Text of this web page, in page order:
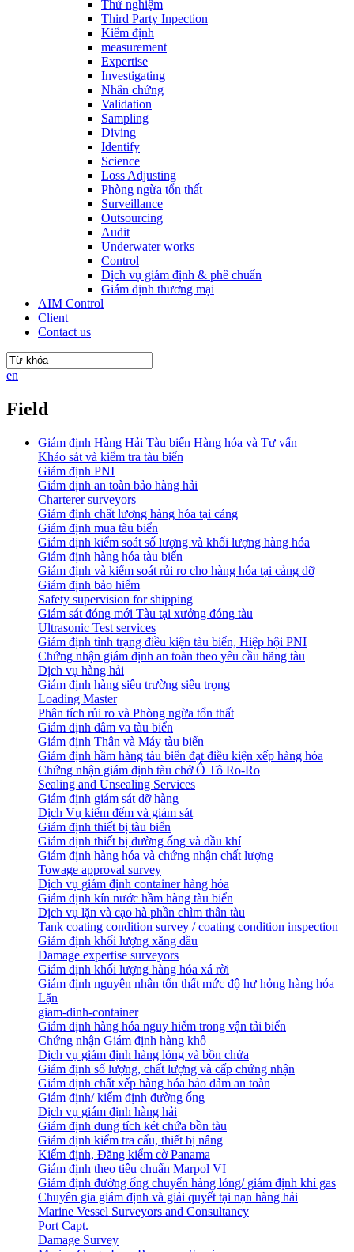
Thử nghiệm
Third Party Inpection
Kiểm định
measurement
Expertise
Investigating
Nhân chứng
Validation
Sampling
Diving
Identify
Science
Loss Adjusting
Phòng ngừa tổn thất
Surveillance
Outsourcing
Audit
Underwater works
Control
Dịch vụ giám định & phê chuẩn
Giám định thương mại
AIM Control
Client
Contact us
en
Field
Giám định Hàng Hải Tàu biển Hàng hóa và Tư vấn
Khảo sát và kiểm tra tàu biển
Giám định PNI
Giám định an toàn bảo hàng hải
Charterer surveyors
Giám định chất lượng hàng hóa tại cảng
​Giám định mua tàu biển
Giám định kiểm soát số lượng và khối lượng hàng hóa
Giám định hàng hóa tàu biển
Giám định và kiểm soát rủi ro cho hàng hóa tại cảng dỡ
Giám định bảo hiểm
Safety supervision for shipping
Giám sát đóng mới Tàu tại xưởng đóng tàu
Ultrasonic Test services
Giám định tình trạng điều kiện tàu biển, Hiệp hội PNI
Chứng nhận giám định an toàn theo yêu cầu hãng tàu
Dịch vụ hàng hải
Giám định hàng siêu trường siêu trọng
Loading Master
Phân tích rủi ro và Phòng ngừa tổn thất
​Giám định đâm va tàu biển
Giám định Thân và Máy tàu biển
​Giám định hầm hàng tàu biển đạt điều kiện xếp hàng hóa
Chứng nhận giám định tàu chở Ô Tô Ro-Ro
Sealing and Unsealing Services
Giám định giám sát dỡ hàng
Dịch Vụ kiểm đếm và giám sát
Giám định thiết bị tàu biển
Giám định thiết bị đường ống và dầu khí
Giám định hàng hóa và chứng nhận chất lượng
Towage approval survey
Dịch vụ giám định container hàng hóa
Giám định kín nước hầm hàng tàu biển
Dịch vụ lặn và cạo hà phần chìm thân tàu
Tank coating condition survey / coating condition inspection
Giám định khối lượng xăng dầu
Damage expertise surveyors
Giám định khối lượng hàng hóa xá rời
Giám định nguyên nhân tổn thất mức độ hư hỏng hàng hóa
Lặn
giam-dinh-container
Giám định hàng hóa nguy hiểm trong vận tải biển
Chứng nhận Giám định hàng khô
Dịch vụ giám định hàng lỏng và bồn chứa
Giám định số lượng, chất lượng và cấp chứng nhận
Giám định chất xếp hàng hóa bảo đảm an toàn
Giám định/ kiểm định đường ống
Dịch vụ giám định hàng hải
Giám định dung tích két chứa bồn tàu
Giám định kiểm tra cẩu, thiết bị nâng
Kiểm định, Đăng kiểm cờ Panama
Giám định theo tiêu chuẩn Marpol VI
Giám định đường ống chuyển hàng lỏng/ giám định khí gas
Chuyên gia giám định và giải quyết tại nạn hàng hải
Marine Vessel Surveyors and Consultancy
Port Capt.
Damage Survey